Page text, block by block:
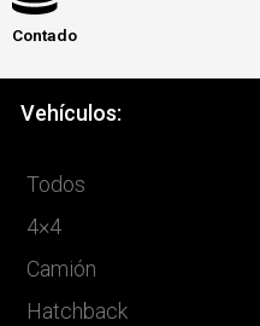
Contado
Vehículos:
Todos
4×4
Camión
Hatchback